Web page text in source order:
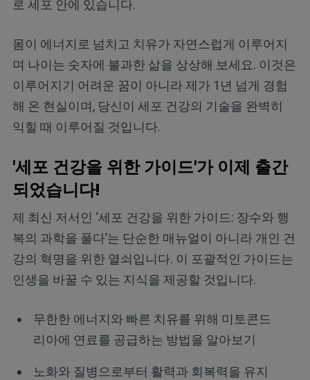
로 세포 안에 있습니다.
몸이 에너지로 넘치고 치유가 자연스럽게 이루어지
며 나이는 숫자에 불과한 삶을 상상해 보세요. 이것은
이루어지기 어려운 꿈이 아니라 제가 1년 넘게 경험
해 온 현실이며, 당신이 세포 건강의 기술을 완벽히
익힐 때 이루어질 것입니다.
'세포 건강을 위한 가이드'가 이제 출간
되었습니다!
제 최신 저서인 ‘세포 건강을 위한 가이드: 장수와 행
복의 과학을 풀다’는 단순한 매뉴얼이 아니라 개인 건
강의 혁명을 위한 열쇠입니다. 이 포괄적인 가이드는
인생을 바꿀 수 있는 지식을 제공할 것입니다.
무한한 에너지와 빠른 치유를 위해 미토콘드
리아에 연료를 공급하는 방법을 알아보기
노화와 질병으로부터 활력과 회복력을 유지